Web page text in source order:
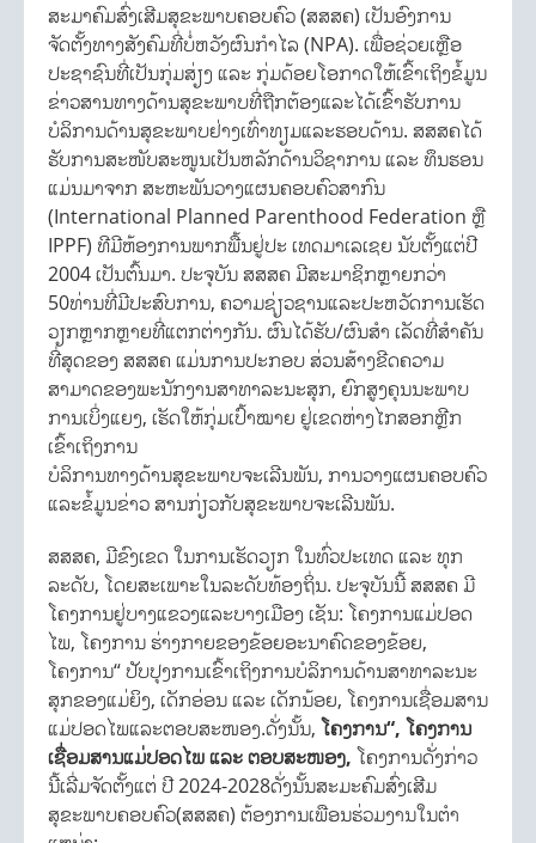
ສະມາຄົມສົ່ງເສີມສຸຂະພາບຄອບຄົວ (ສສສຄ) ເປັນອົງການ
ຈັດຕັ້ງທາງສັງຄົມທີ່ບໍ່ຫວັງຜົນກຳໄລ (NPA). ເພື່ອຊ່ວຍເຫຼືອ
ປະຊາຊົນທີ່ເປັນກຸ່ມສ່ຽງ ແລະ ກຸ່ມດ້ອຍໂອກາດໃຫ້ເຂົ້າເຖິງຂໍ້ມູນ
ຂ່າວສານທາງດ້ານສຸຂະພາບທີ່ຖືກຕ້ອງແລະໄດ້ເຂົ້າຮັບການ
ບໍລິການດ້ານສຸຂະພາບຢ່າງເທົ່າທຽມແລະຮອບດ້ານ. ສສສຄໄດ້
ຮັບການສະໜັບສະໜູນເປັນຫລັກດ້ານວິຊາການ ແລະ ທຶນຮອນ
ແມ່ນມາຈາກ ສະຫະພັນວາງແຜນຄອບຄົວສາກົນ
(International Planned Parenthood Federation ຫຼື
IPPF) ທີມີຫ້ອງການພາກພື້ນຢູ່ປະ ເທດມາເລເຊຍ ນັບຕັ້ງແຕ່ປີ
2004 ເປັນຕົ້ນມາ. ປະຈຸບັນ ສສສຄ ມີສະມາຊິກຫຼາຍກວ່າ
50ທ່ານທີ່ມີປະສົບການ, ຄວາມຊ່ຽວຊານແລະປະຫວັດການເຮັດ
ວຽກຫຼາກຫຼາຍທີ່ແຕກຕ່າງກັນ. ຜົນໄດ້ຮັບ/ຜົນສຳ ເລັດທີ່ສໍາຄັນ
ທີ່ສຸດຂອງ ສສສຄ ແມ່ນການປະກອບ ສ່ວນສ້າງຂີດຄວາມ
ສາມາດຂອງພະນັກງານສາທາລະນະສຸກ, ຍົກສູງຄຸນນະພາບ
ການເບິ່ງແຍງ, ເຮັດໃຫ້ກຸ່ມເປົ້າໝາຍ ຢູ່ເຂດຫ່າງໄກສອກຫຼີກ
ເຂົ້າເຖິງການ
ບໍລິການທາງດ້ານສຸຂະພາບຈະເລີນພັນ, ການວາງແຜນຄອບຄົວ
ແລະຂໍ້ມູນຂ່າວ ສານກ່ຽວກັບສຸຂະພາບຈະເລີນພັນ.
ສສສຄ, ມີຂົງເຂດ ໃນການເຮັດວຽກ ໃນທົ່ວປະເທດ ແລະ ທຸກ
ລະດັບ, ໂດຍສະເພາະໃນລະດັບທ້ອງຖິ່ນ. ປະຈຸບັນນີ້ ສສສຄ ມີ
ໂຄງການຢູ່ບາງແຂວງແລະບາງເມືອງ ເຊັນ: ໂຄງການແມ່ປອດ
ໄພ, ໂຄງການ ຮ່າງກາຍຂອງຂ້ອຍອະນາຄົດຂອງຂ້ອຍ,
ໂຄງການ“ ປັບປຸງການເຂົ້າເຖິງການບໍລິການດ້ານສາທາລະນະ
ສຸກຂອງແມ່ຍິງ, ເດັກອ່ອນ ແລະ ເດັກນ້ອຍ, ໂຄງການເຊື່ອມສານ
ແມ່ປອດໄພແລະຕອບສະໜອງ.ດັ່ງນັ້ນ, ໂຄງການ“, ໂຄງການ
ເຊື່ອມສານແມ່ປອດໄພ ແລະ ຕອບສະໜອງ, ໂຄງການດັ່ງກ່າວ
ນີ້ເລີ່ມຈັດຕັ້ງແຕ່ ປີ 2024-2028ດັ່ງນັ້ນສະມະຄົມສົ່ງເສີມ
ສຸຂະພາບຄອບຄົວ(ສສສຄ) ຕ້ອງການເພືອນຮ່ວມງານໃນຕຳ